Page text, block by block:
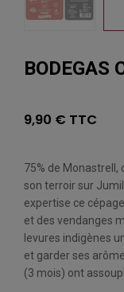
BODEGAS
9,90 € TTC
75% de Monastrell,
son terroir sur
expertise ce
et des vendanges
levures indigènes
et garder ses
(3 mois) ont